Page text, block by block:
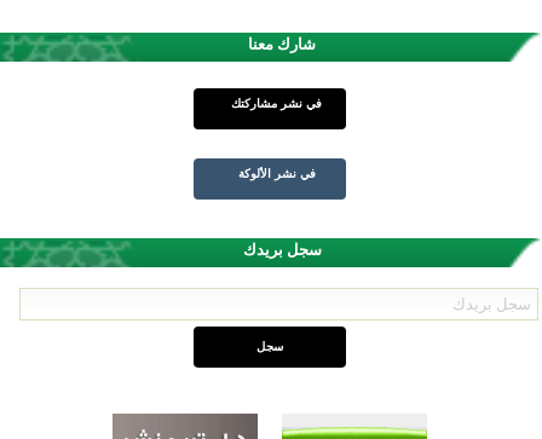
شارك معنا
في نشر مشاركتك
في نشر الألوكة
سجل بريدك